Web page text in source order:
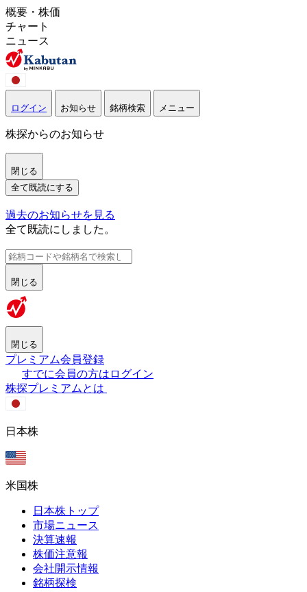
概要・株価
チャート
ニュース
ログイン お知らせ 銘柄検索 メニュー
株探からのお知らせ
閉じる
全て既読にする
過去のお知らせを見る
全て既読にしました。
閉じる
閉じる
プレミアム会員登録
すでに会員の方はログイン
株探プレミアムとは
日本株
米国株
日本株トップ
市場ニュース
決算速報
株価注意報
会社開示情報
銘柄探検